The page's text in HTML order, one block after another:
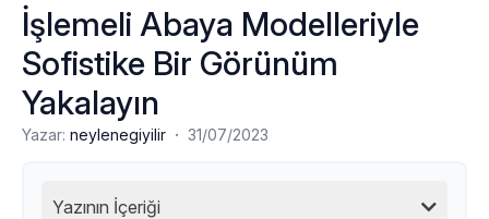
İşlemeli Abaya Modelleriyle
Sofistike Bir Görünüm
Yakalayın
Yazar: neylenegiyilir · 31/07/2023
Yazının İçeriği